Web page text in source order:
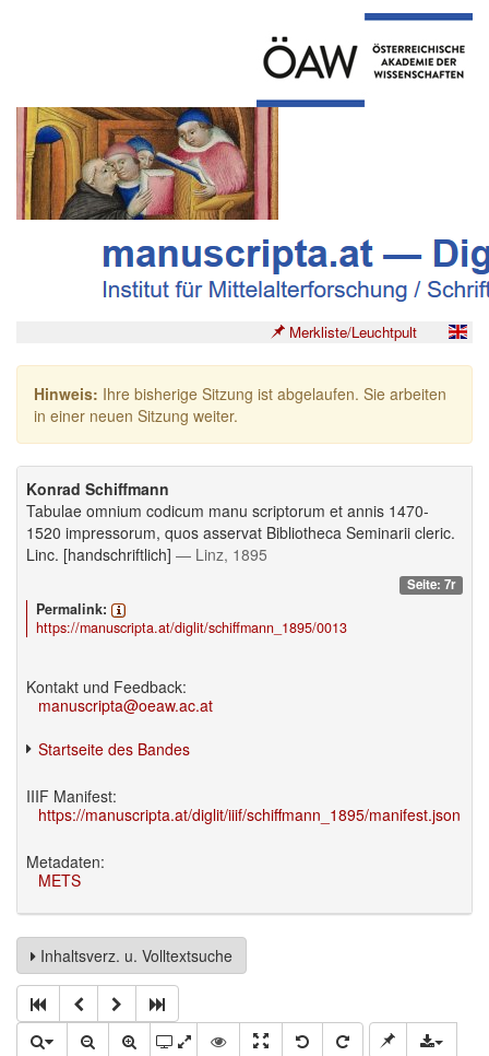
Merkliste/Leuchtpult
Hinweis: Ihre bisherige Sitzung ist abgelaufen. Sie arbeiten
in einer neuen Sitzung weiter.
Konrad Schiffmann
Tabulae omnium codicum manu scriptorum et annis 1470-
1520 impressorum, quos asservat Bibliotheca Seminarii cleric.
Linc. [handschriftlich] — Linz, 1895
Seite: 7r
Permalink:
https://manuscripta.at/diglit/schiffmann_1895/0013
Kontakt und Feedback:
manuscripta@oeaw.ac.at
Startseite des Bandes
IIIF Manifest:
https://manuscripta.at/diglit/iiif/schiffmann_1895/manifest.json
Metadaten:
METS
Inhaltsverz. u. Volltextsuche